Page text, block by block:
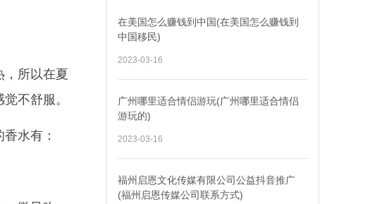
所以在夏
不舒服。
水有：
在美国怎么赚钱到中国(在美国怎么赚钱到
中国移民)
2023-03-16
广州哪里适合情侣游玩(广州哪里适合情侣
游玩的)
2023-03-16
福州启恩文化传媒有限公司公益抖音推广
(福州启恩传媒公司联系方式)